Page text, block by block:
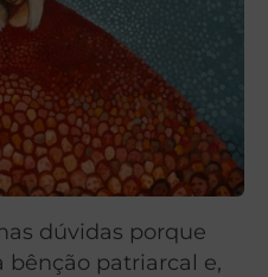
dúvidas porque
bênção patriarcal e,